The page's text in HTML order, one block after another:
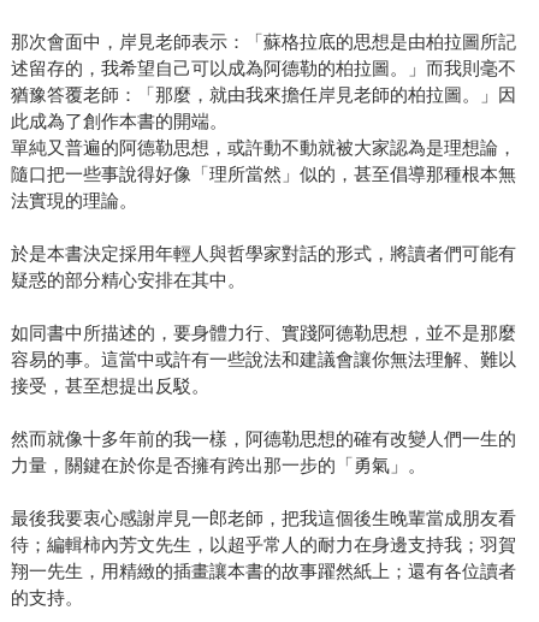
那次會面中，岸見老師表示：「蘇格拉底的思想是由柏拉圖所記
述留存的，我希望自己可以成為阿德勒的柏拉圖。」而我則毫不
猶豫答覆老師：「那麼，就由我來擔任岸見老師的柏拉圖。」因
此成為了創作本書的開端。
單純又普遍的阿德勒思想，或許動不動就被大家認為是理想論，
隨口把一些事說得好像「理所當然」似的，甚至倡導那種根本無
法實現的理論。
於是本書決定採用年輕人與哲學家對話的形式，將讀者們可能有
疑惑的部分精心安排在其中。
如同書中所描述的，要身體力行、實踐阿德勒思想，並不是那麼
容易的事。這當中或許有一些說法和建議會讓你無法理解、難以
接受，甚至想提出反駁。
然而就像十多年前的我一樣，阿德勒思想的確有改變人們一生的
力量，關鍵在於你是否擁有跨出那一步的「勇氣」。
最後我要衷心感謝岸見一郎老師，把我這個後生晚輩當成朋友看
待；編輯柿內芳文先生，以超乎常人的耐力在身邊支持我；羽賀
翔一先生，用精緻的插畫讓本書的故事躍然紙上；還有各位讀者
的支持。